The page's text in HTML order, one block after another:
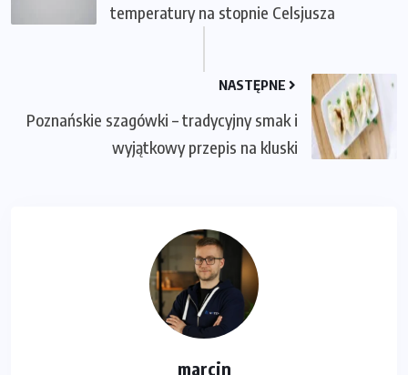
temperatury na stopnie Celsjusza
NASTĘPNE
Poznańskie szagówki – tradycyjny smak i
wyjątkowy przepis na kluski
marcin